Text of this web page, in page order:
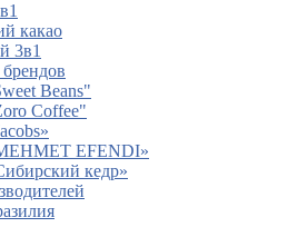
какао
3в1
Beans"
Coffee"
EFENDI»
кедр»